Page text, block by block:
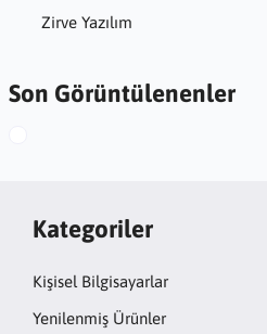
Zirve Yazılım
Son Görüntülenenler
Kategoriler
Kişisel Bilgisayarlar
Yenilenmiş Ürünler